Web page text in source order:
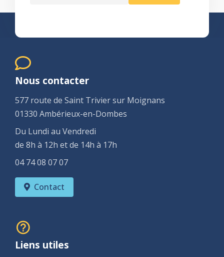
Nous contacter
577 route de Saint Trivier sur Moignans
01330 Ambérieux-en-Dombes
Du Lundi au Vendredi
de 8h à 12h et de 14h à 17h
04 74 08 07 07
Contact
Liens utiles